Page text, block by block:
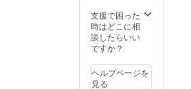
planning to hold
the event
around July. We
will contact you
once the date is
confirmed.
支援で困った
時はどこに相
談したらいい
ですか？
ヘルプページを
見る